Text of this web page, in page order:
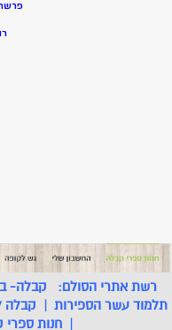
רשת אתרי הסולם: קבלה-
תלמוד עשר הספירות | קבלה
| חנות ספרי